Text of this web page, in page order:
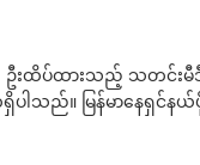
းထိပ်ထားသည့် သတင်းမီဒီ
ပါသည်။ မြန်မာနေရှင်